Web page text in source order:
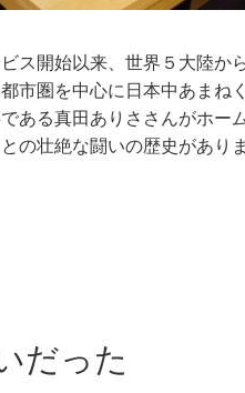
ス開始以来、世界５大陸
市圏を中心に日本中あまね
ある真田ありささんがホー
の壮絶な闘いの歴史がありま
だった